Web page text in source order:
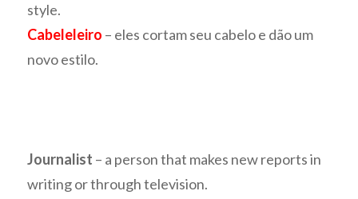
style.
Cabeleleiro – eles cortam seu cabelo e dão um
novo estilo.
Journalist – a person that makes new reports in
writing or through television.